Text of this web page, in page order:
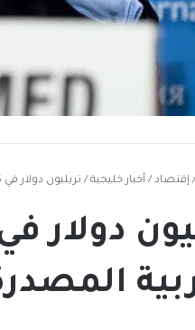
/ إقتصاد / أخبار خليجية / تريليون دولار في 5 سنوات عجز الدول العربية المصدرة للنفط